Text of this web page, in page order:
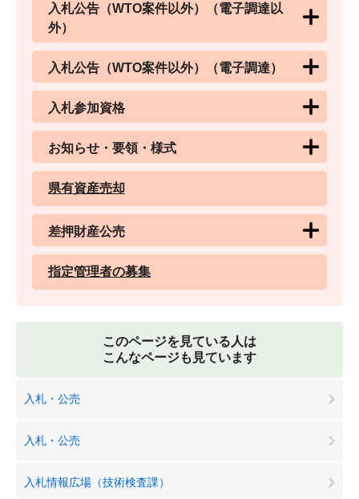
入札公告（WTO案件以外）（電子調達以
外）
入札公告（WTO案件以外）（電子調達）
入札参加資格
お知らせ・要領・様式
県有資産売却
差押財産公売
指定管理者の募集
このページを見ている人は
こんなページも見ています
入札・公売
入札・公売
入札情報広場（技術検査課）